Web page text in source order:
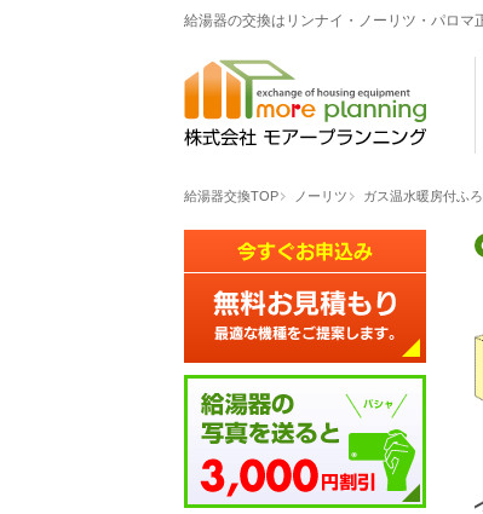
給湯器の交換はリンナイ・ノーリツ・パロマ
給湯器交換TOP ノーリツ ガス温水暖房付ふ